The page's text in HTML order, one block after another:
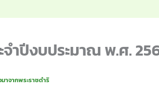
จำปีงบประมาณ พ.ศ.
าจากพระราชดำริ